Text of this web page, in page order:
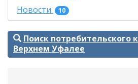
Новости 10
Поиск потребительского
Верхнем Уфалее